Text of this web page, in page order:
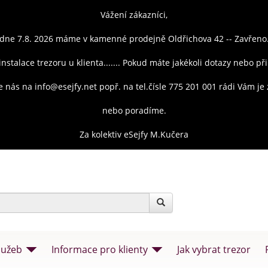
Vážení zákazníci,
7.8. 2026 máme v kamenné prodejně Oldřichova 42 --
trezoru u klienta....... Pokud máte jakékoli dotazy nebo
nás na info@esejfy.net popř. na tel.čísle 775 201 001 rádi Vám je
nebo poradíme.
Za kolektiv eSejfy M.Kučera
Informace pro klienty Jak vybrat trezor